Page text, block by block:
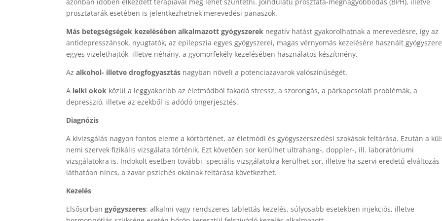
prosztatarák esetében is jelentkezhetnek merevedési panaszok.
Más betegségségek kezelésében alkalmazott gyógyszerek negatív hatást gyakorolhatnak a merevedésre, így az
antidepresszánsok, nyugtatók, az epilepszia egyes gyógyszerei, magas vérnyomás kezelésére használt
egyes vizelethajtók, illetve néhány, a gyomorfekély kezelésében használatos készítmény.
Azalkohol- illetve drogfogyasztás nagyban növeli a potenciazavarok valószínűségét.
A lelki okok közül a leggyakoribb az életmódból fakadó stressz, a szorongás, a párkapcsolati problémák, a
depresszió, illetve az ezekből is adódó öngerjesztés.
Diagnózis
A kivizsgálás nagyon fontos eleme a kórtörténet, az életmódi és gyógyszerszedési szokások feltárása. Ezután a
nemi szervek fizikális vizsgálata történik. Ezt követően sor kerülhet ultrahang-, doppler-, ill. laboratóriumi
vizsgálatokra is. Indokolt esetben további, speciális vizsgálatokra kerülhet sor, illetve ha szervi eredetű elváltozás
láthatóan nincs, a zavar pszichés okainak feltárása következhet.
Kezelés
Elsősorbangyógyszeres: alkalmi vagy rendszeres tablettás kezelés, súlyosabb esetekben injekciós, illetve